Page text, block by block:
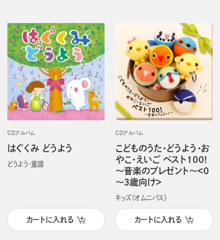
CDアルバム
はぐくみ どうよう
どうよう・童謡
カートに入れる
CDアルバム
こどものうた・どうよう・お
やこ・えいご ベスト100!
～音楽のプレゼント～＜0
～3歳向け＞
キッズ（オムニバス）
カートに入れる